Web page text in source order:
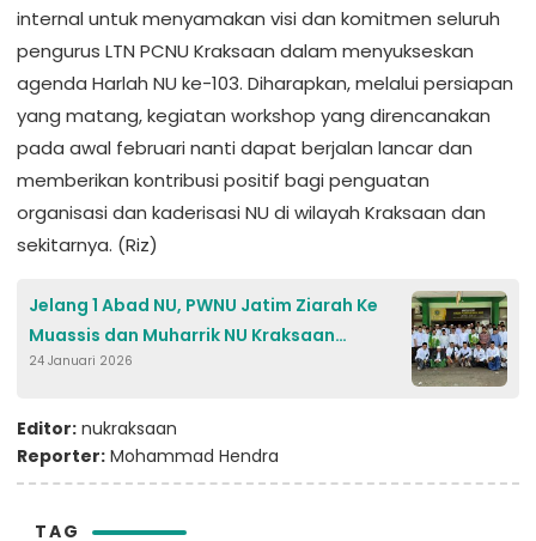
internal untuk menyamakan visi dan komitmen seluruh
pengurus LTN PCNU Kraksaan dalam menyukseskan
agenda Harlah NU ke-103. Diharapkan, melalui persiapan
yang matang, kegiatan workshop yang direncanakan
pada awal februari nanti dapat berjalan lancar dan
memberikan kontribusi positif bagi penguatan
organisasi dan kaderisasi NU di wilayah Kraksaan dan
sekitarnya. (Riz)
Jelang 1 Abad NU, PWNU Jatim Ziarah Ke
Muassis dan Muharrik NU Kraksaan
Probolinggo
24 Januari 2026
Editor: nukraksaan
Reporter: Mohammad Hendra
TAG